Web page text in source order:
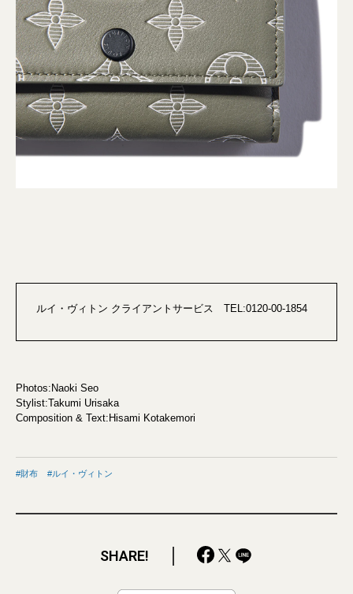
ルイ・ヴィトン クライアントサービス TEL:0120-00-1854
Photos:Naoki Seo
Stylist:Takumi Urisaka
Composition & Text:Hisami Kotakemori
財布 ルイ・ヴィトン
SHARE!